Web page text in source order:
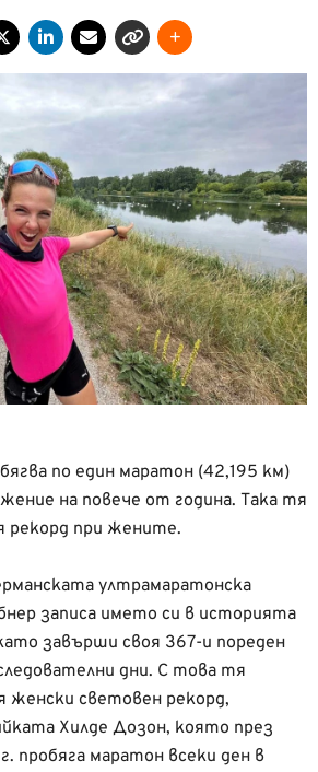
по един маратон (42,195 км)
на повече от година. Така тя
рекорд при жените.
ултрамаратонска
записа името си в историята
завърши своя 367-и пореден
дни. С това тя
женски световен рекорд,
Хилде Дозон, която през
пробяга маратон всеки ден в